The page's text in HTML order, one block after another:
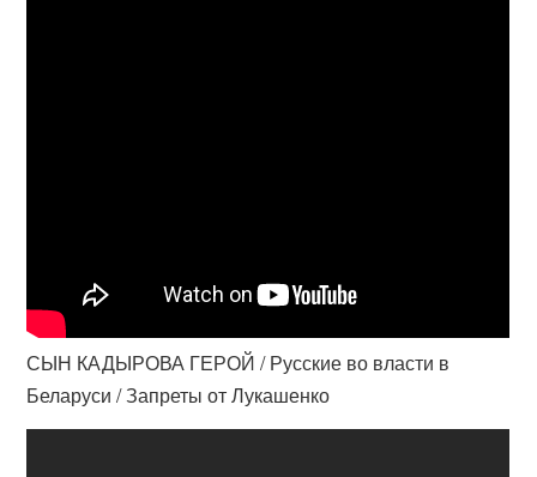
СЫН КАДЫРОВА ГЕРОЙ / Русские во власти в
Беларуси / Запреты от Лукашенко